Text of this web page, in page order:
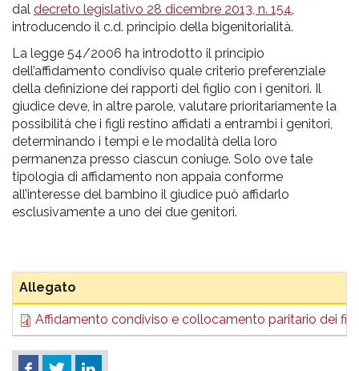
dal decreto legislativo 28 dicembre 2013, n. 154,
introducendo il c.d. principio della bigenitorialità.
La legge 54/2006 ha introdotto il principio
dell’affidamento condiviso quale criterio preferenziale
della definizione dei rapporti del figlio con i genitori. Il
giudice deve, in altre parole, valutare prioritariamente la
possibilità che i figli restino affidati a entrambi i genitori,
determinando i tempi e le modalità della loro
permanenza presso ciascun coniuge. Solo ove tale
tipologia di affidamento non appaia conforme
all’interesse del bambino il giudice può affidarlo
esclusivamente a uno dei due genitori.
Allegato
Affidamento condiviso e collocamento paritario dei